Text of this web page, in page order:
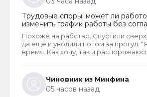
желанию или соглашению сторон).
Трудовые споры: может ли
изменить график работы без
сотрудника
Похоже на рабство. Спустили
да еще и уволили потом за прогул.
время. Как хочу, так и
Чиновник из Минфина
05 часов назад